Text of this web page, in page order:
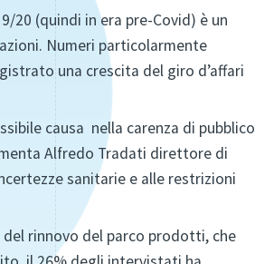
(quindi in era pre-Covid) è un
Numeri particolarmente
una crescita del giro d’affari
causa nella carenza di pubblico
Alfredo Tradati direttore di
sanitarie e alle restrizioni
rinnovo del parco prodotti, che